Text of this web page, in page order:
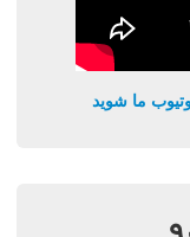
ما شوید